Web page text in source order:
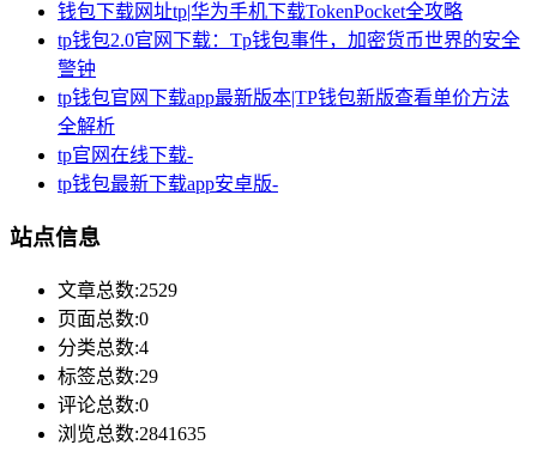
钱包下载网址tp|华为手机下载TokenPocket全攻略
tp钱包2.0官网下载：Tp钱包事件，加密货币世界的安全
警钟
tp钱包官网下载app最新版本|TP钱包新版查看单价方法
全解析
tp官网在线下载-
tp钱包最新下载app安卓版-
站点信息
文章总数:2529
页面总数:0
分类总数:4
标签总数:29
评论总数:0
浏览总数:2841635